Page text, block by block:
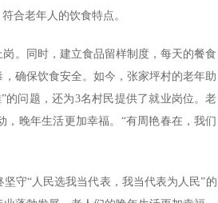
合老年人的饮食特点。
。同时，建立食品留样制度，每天的餐食
确保饮食安全。如今，张家坪村的老年助
的问题，还为3名村民提供了就业岗位。老
，晚年生活更加幸福。“有周艳春在，我们
守“人民选我当代表，我当代表为人民”的